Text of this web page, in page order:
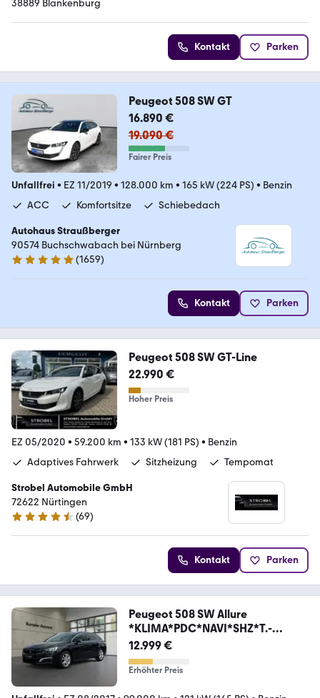
38889 Blankenburg
Kontakt Parken
Peugeot 508 SW GT
16.890 €
19.090 €
Fairer Preis
Unfallfrei • EZ 11/2019 • 128.000 km • 165 kW (224 PS) • Benzin
ACC
Komfortsitze Schiebedach
Autohaus Straußberger
90574 Buchschwabach bei Nürnberg
4.9 Sterne
(1659)
Kontakt Parken
Peugeot 508 SW GT-Line
22.990 €
Hoher Preis
EZ 05/2020 • 59.200 km • 133 kW (181 PS) • Benzin
Adaptives Fahrwerk
Sitzheizung Tempomat
Strobel Automobile GmbH
72622 Nürtingen
4.7 Sterne
(69)
Kontakt Parken
Peugeot 508 SW Allure
*KLIMA*PDC*NAVI*SHZ*T.-
WINKEL-A.*
12.999 €
Erhöhter Preis